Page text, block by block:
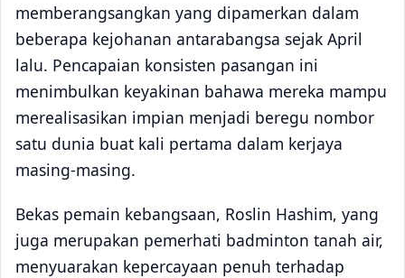
memberangsangkan yang dipamerkan dalam
beberapa kejohanan antarabangsa sejak April
lalu. Pencapaian konsisten pasangan ini
menimbulkan keyakinan bahawa mereka mampu
merealisasikan impian menjadi beregu nombor
satu dunia buat kali pertama dalam kerjaya
masing-masing.
Bekas pemain kebangsaan, Roslin Hashim, yang
juga merupakan pemerhati badminton tanah air,
menyuarakan kepercayaan penuh terhadap